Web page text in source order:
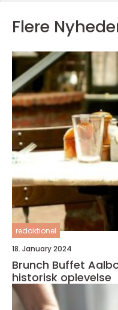
Flere
redaktionel
18. January 2024
Brunch Buffet
historisk oplevelse